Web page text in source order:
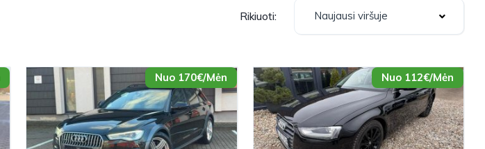
Rikiuoti: Naujausi viršuje
Nuo 170€/Mėn Nuo 112€/Mėn